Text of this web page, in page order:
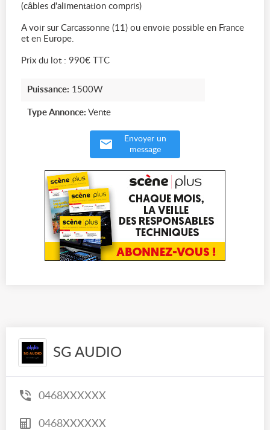
(câbles d'alimentation compris)
A voir sur Carcassonne (11) ou envoie possible en France
et en Europe.
Prix du lot : 990€ TTC
Puissance: 1500W
Type Annonce: Vente
Envoyer un
message
SG AUDIO
0468XXXXXX
0468XXXXXX